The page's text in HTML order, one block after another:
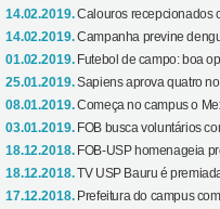
14.02.2019.Calouros recepcionados
14.02.2019.Campanha previne
01.02.2019. Futebol de campo: boa
25.01.2019.Sapiens aprova quatro
08.01.2019.Começa no campus o
03.01.2019. FOB busca voluntários
18.12.2018. FOB-USP homenageia
18.12.2018.TV USP Bauru é
17.12.2018. Prefeitura do campus